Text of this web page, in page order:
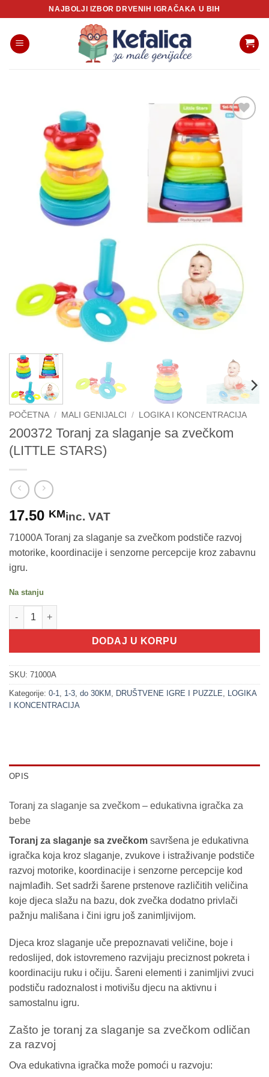
content
NAJBOLJI IZBOR DRVENIH IGRAČAKA U BIH
POČETNA / MALI GENIJALCI / LOGIKA I KONCENTRACIJA
200372 Toranj za slaganje sa zvečkom
(LITTLE STARS)
17.50 KMinc. VAT
71000A Toranj za slaganje sa zvečkom podstiče razvoj
motorike, koordinacije i senzorne percepcije kroz zabavnu
igru.
Na stanju
200372 Toranj za slaganje sa zvečkom (LITTLE STARS) količina
DODAJ U KORPU
SKU: 71000A
Kategorije: 0-1 1-3 do 30KM DRUŠTVENE IGRE I PUZZLE
LOGIKA
I KONCENTRACIJA
OPIS
Toranj za slaganje sa zvečkom – edukativna igračka za
bebe
Toranj za slaganje sa zvečkom savršena je edukativna
igračka koja kroz slaganje, zvukove i istraživanje podstiče
razvoj motorike, koordinacije i senzorne percepcije kod
najmlađih. Set sadrži šarene prstenove različitih veličina
koje djeca slažu na bazu, dok zvečka dodatno privlači
pažnju mališana i čini igru još zanimljivijom.
Djeca kroz slaganje uče prepoznavati veličine, boje i
redoslijed, dok istovremeno razvijaju preciznost pokreta i
koordinaciju ruku i očiju. Šareni elementi i zanimljivi zvuci
podstiču radoznalost i motivišu djecu na aktivnu i
samostalnu igru.
Zašto je toranj za slaganje sa zvečkom odličan
za razvoj
Ova edukativna igračka može pomoći u razvoju: